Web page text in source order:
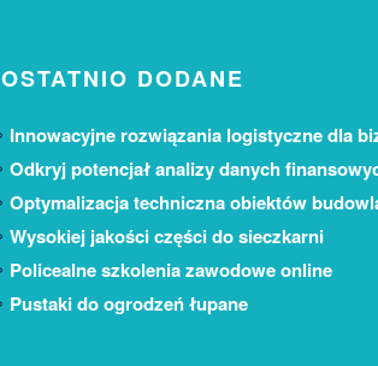
OSTATNIO DODANE
Innowacyjne rozwiązania logistyczne dla
Odkryj potencjał analizy danych
Optymalizacja techniczna obiektów
Wysokiej jakości części do sieczkarni
Policealne szkolenia zawodowe online
Pustaki do ogrodzeń łupane